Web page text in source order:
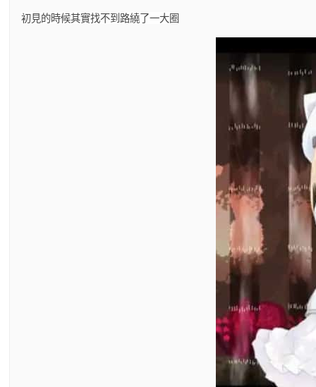
初見的時候其實找不到路繞了一大圈